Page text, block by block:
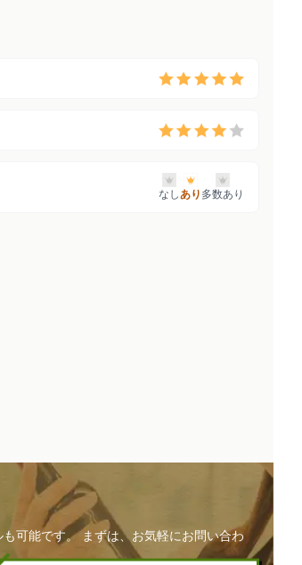
なしあり 多数あり
可能です。 まずは、お気軽にお問い合わ